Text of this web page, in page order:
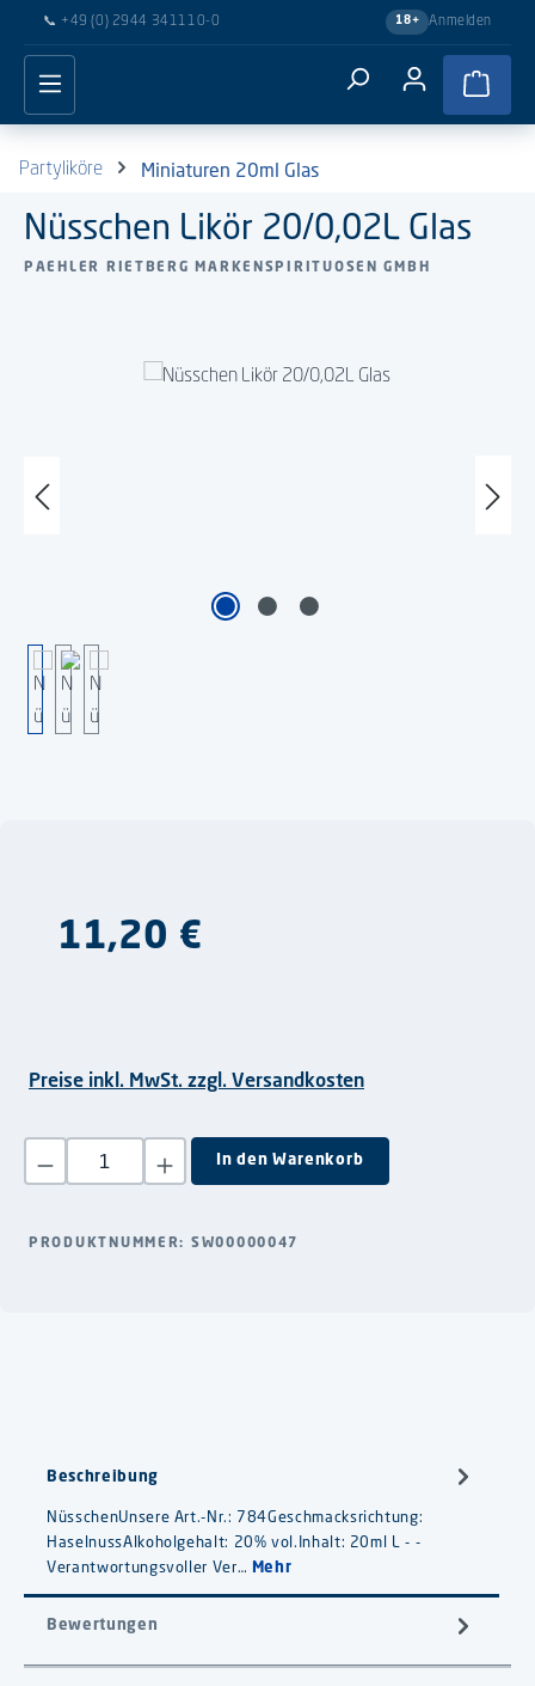
Hauptinhalt springen
📞 +49 (0) 2944 341110-0 18+ Anmelden
Partyliköre Miniaturen 20ml Glas
Nüsschen Likör 20/0,02L Glas
PAEHLER RIETBERG MARKENSPIRITUOSEN GMBH
Bildergalerie überspringen
Regulärer Preis:
11,20 €
Preise inkl. MwSt. zzgl. Versandkosten
Produkt Anzahl: Gib den gewünschten Wert ein oder benutze
In den Warenkorb
PRODUKTNUMMER: SW00000047
Beschreibung
NüsschenUnsere Art.-Nr.: 784Geschmacksrichtung:
HaselnussAlkoholgehalt: 20% vol.Inhalt: 20ml L - -
Verantwortungsvoller Ver…
Mehr
Bewertungen